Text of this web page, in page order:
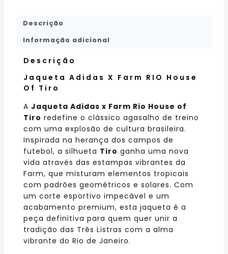
Descrição
Informação adicional
Descrição
Jaqueta Adidas X Farm RIO House
Of Tiro
A Jaqueta Adidas x Farm Rio House of
Tiro redefine o clássico agasalho de treino
com uma explosão de cultura brasileira.
Inspirada na herança dos campos de
futebol, a silhueta Tiro ganha uma nova
vida através das estampas vibrantes da
Farm, que misturam elementos tropicais
com padrões geométricos e solares. Com
um corte esportivo impecável e um
acabamento premium, esta jaqueta é a
peça definitiva para quem quer unir a
tradição das Três Listras com a alma
vibrante do Rio de Janeiro.